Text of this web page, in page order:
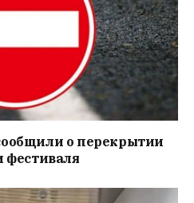
о перекрытии
фестиваля